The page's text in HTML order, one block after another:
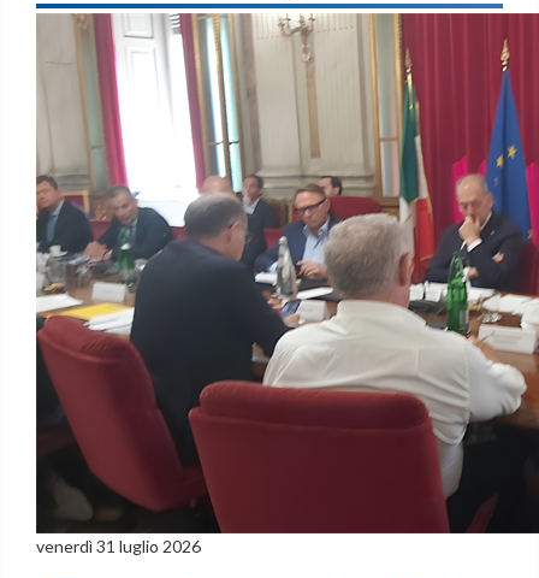
venerdì 31 luglio 2026